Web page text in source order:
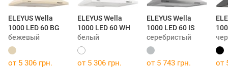
ELEYUS Wella
1000 LED 60 BG
бежевый
ELEYUS Wella
1000 LED 60 WH
белый
ELEYUS Wella
1000 LED 60 IS
серебристый
от 5 306 грн. от 5 306 грн. от 5 743 грн. от